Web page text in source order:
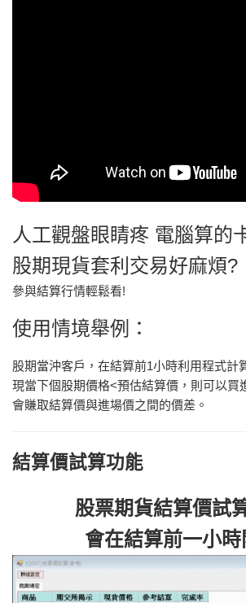
人工觀盤眼睛疼 電腦算的
股期現貨套利交易好麻煩?
參與結算行情輕鬆看!
使用情境舉例：
股期當沖客戶，在結算前1小時利用程式計
現當下個股期價格<預估結算價，則可以買
會賺取結算價與進場價之間的價差。
結算價試算功能
股票期貨結算價試
會在結算前一小時